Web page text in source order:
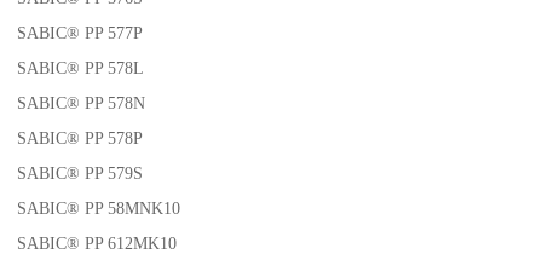
SABIC® PP 577P
SABIC® PP 578L
SABIC® PP 578N
SABIC® PP 578P
SABIC® PP 579S
SABIC® PP 58MNK10
SABIC® PP 612MK10